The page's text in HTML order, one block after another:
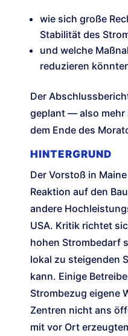
wie sich große
Stabilität des
und welche
reduzieren
Der
geplant — also mehr
dem Ende des
HINTERGRUND
Der Vorstoß in
Reaktion auf den
andere
USA. Kritik richtet
hohen Strombedarf
lokal zu steigenden
kann. Einige
Strombezug eigene
Zentren nicht ans
mit vor Ort